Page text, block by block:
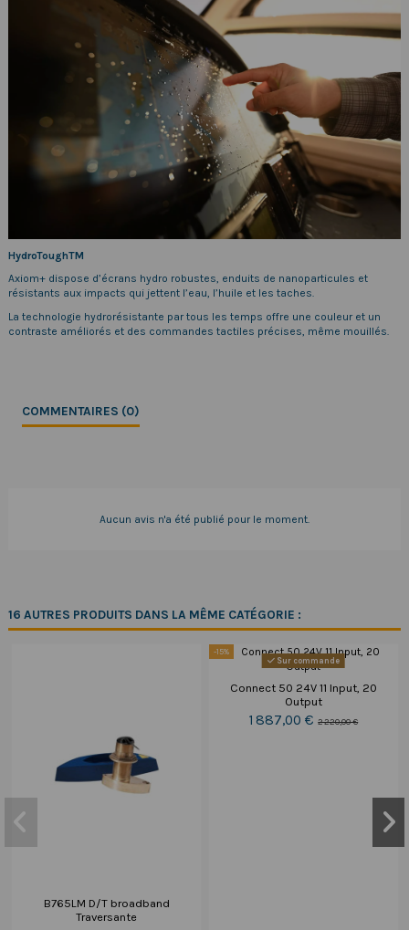
HydroToughTM
Axiom+ dispose d’écrans hydro robustes, enduits de nanoparticules et
résistants aux impacts qui jettent l’eau, l’huile et les taches.
La technologie hydrorésistante par tous les temps offre une couleur et un
contraste améliorés et des commandes tactiles précises, même mouillés.
COMMENTAIRES (0)
Aucun avis n'a été publié pour le moment.
16 AUTRES PRODUITS DANS LA MÊME CATÉGORIE :
B765LM D/T broadband
Traversante
-15%
Sur commande
Connect 50 24V 11 Input, 20
Output
1 887,00 €2 220,00 €